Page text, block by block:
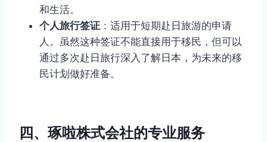
和生活。
个人旅行签证 ：适用于短期赴日旅游的申请
人。虽然这种签证不能直接用于移民，但可以
通过多次赴日旅行深入了解日本，为未来的移
民计划做好准备。
四、琢啦株式会社的专业服务